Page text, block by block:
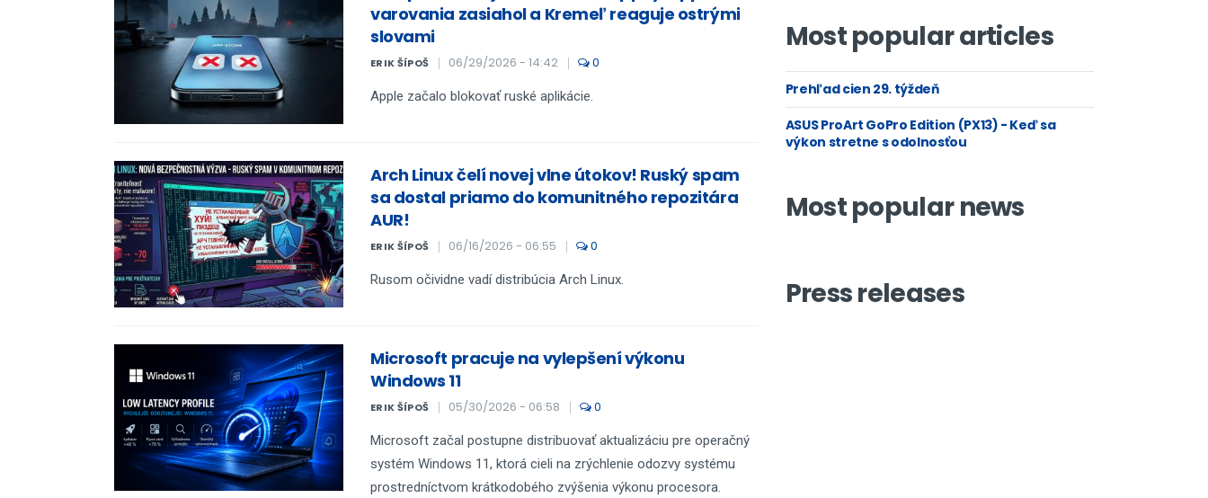
varovania zasiahol a Kremeľ reaguje ostrými
slovami
ERIK ŠÍPOŠ 06/29/2026 - 14:42 0
Apple začalo blokovať ruské aplikácie.
Arch Linux čelí novej vlne útokov! Ruský spam
sa dostal priamo do komunitného repozitára
AUR!
ERIK ŠÍPOŠ 06/16/2026 - 06:55 0
Rusom očividne vadí distribúcia Arch Linux.
Microsoft pracuje na vylepšení výkonu
Windows 11
ERIK ŠÍPOŠ 05/30/2026 - 06:58 0
Microsoft začal postupne distribuovať aktualizáciu pre operačný
systém Windows 11, ktorá cieli na zrýchlenie odozvy systému
prostredníctvom krátkodobého zvýšenia výkonu procesora.
Most popular articles
Prehľad cien 29. týždeň
ASUS ProArt GoPro Edition (PX13) - Keď sa
výkon stretne s odolnosťou
Most popular news
Press releases